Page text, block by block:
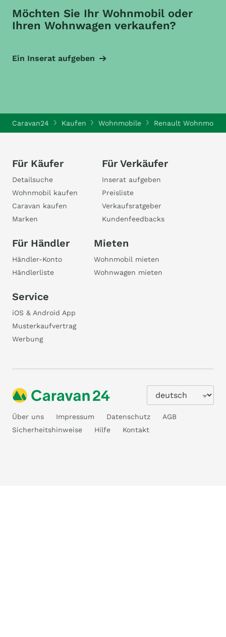
Möchten Sie Ihr Wohnmobil oder
Ihren Wohnwagen verkaufen?
Ein Inserat aufgeben
Caravan24 Kaufen Wohnmobile Renault Wohnmobile
Für Käufer
Detailsuche
Wohnmobil kaufen
Caravan kaufen
Marken
Für Verkäufer
Inserat aufgeben
Preisliste
Verkaufsratgeber
Kundenfeedbacks
Für Händler
Händler-Konto
Händlerliste
Mieten
Wohnmobil mieten
Wohnwagen mieten
Service
iOS & Android App
Musterkaufvertrag
Werbung
Über uns Impressum Datenschutz
AGB
Sicherheitshinweise
Hilfe Kontakt